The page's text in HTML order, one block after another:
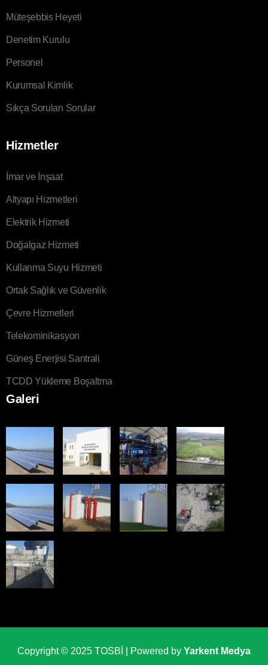
Müteşebbis Heyeti
Denetim Kurulu
Personel
Kurumsal Kimlik
Sıkça Sorulan Sorular
Hizmetler
İmar ve İnşaat
Altyapı Hizmetleri
Elektrik Hizmeti
Doğalgaz Hizmeti
Kullanma Suyu Hizmeti
Ortak Sağlık ve Güvenlik
Çevre Hizmetleri
Telekominikasyon
Güneş Enerjisi Santrali
TCDD Yükleme Boşaltma
Galeri
Copyright © 2025 TOSBİ | Powered by Yarkent Medya